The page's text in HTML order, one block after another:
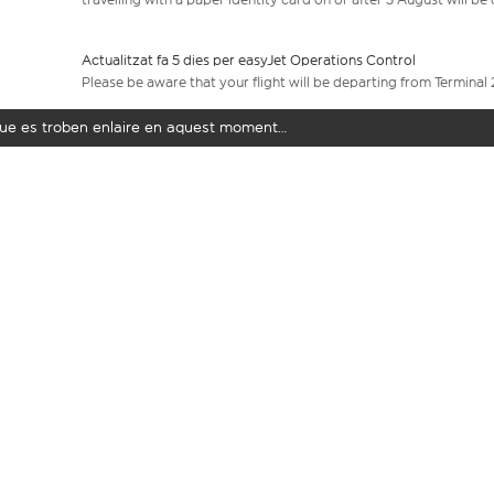
Actualitzat fa 5 dies per easyJet Operations Control
Please be aware that your flight will be departing from Terminal
es troben enlaire en aquest moment…